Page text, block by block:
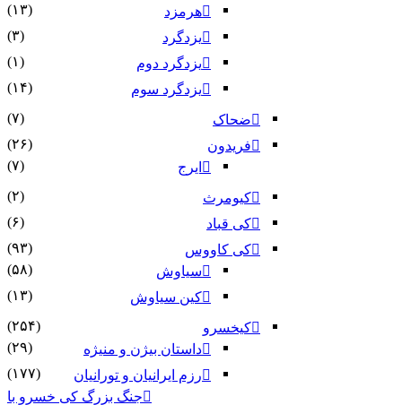
هرمزد
(۱۳)
یزدگرد
(۳)
یزدگرد دوم
(۱)
یزدگرد سوم
(۱۴)
ضحاک
(۷)
فریدون
(۲۶)
ایرج
(۷)
کیومرث
(۲)
کی قباد
(۶)
کی کاووس
(۹۳)
سیاوش
(۵۸)
کین سیاوش
(۱۳)
کیخسرو
(۲۵۴)
داستان بیژن و منیژه
(۲۹)
رزم ایرانیان و تورانیان
(۱۷۷)
جنگ بزرگ کی خسرو با